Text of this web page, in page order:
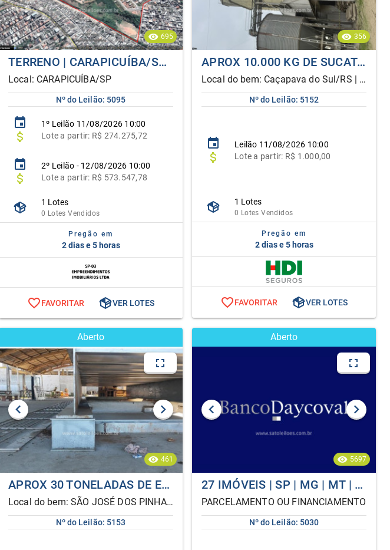
695
TERRENO | CARAPICUÍBA/SP | ALIENAÇÃO FIDUCIÁRIA
Local: CARAPICUÍBA/SP
Nº do Leilão: 5095
1º Leilão 11/08/2026 10:00
Lotea partir: R$ 274.275,72
2º Leilão - 12/08/2026 10:00
Lotea partir: R$ 573.547,78
1 Lotes
0 Lotes Vendidos
Pregão em
2 dias e 5 horas
FAVORITAR VER LOTES
356
APROX 10.000 KG DE SUCATA METÁLICA [PARTE INTERNA DO SECADOR DE GRÃOS]
Local do bem: Caçapava do Sul/RS | ...
Nº do Leilão: 5152
Leilão 11/08/2026 10:00
Lotea partir: R$ 1.000,00
1 Lotes
0 Lotes Vendidos
Pregão em
2 dias e 5 horas
FAVORITAR VER LOTES
Aberto
461
APROX 30 TONELADAS DE ESTRUTURA MÉTALICA [SUCATA]
Local do bem: SÃO JOSÉ DOS PINHAIS ...
Nº do Leilão: 5153
Aberto
5697
27 IMÓVEIS | SP | MG | MT | MS | PR | RJ
PARCELAMENTO OU FINANCIAMENTO
Nº do Leilão: 5030